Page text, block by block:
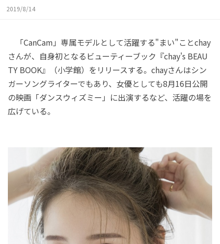
2019/8/14
「CanCam」専属モデルとして活躍する"まい"ことchay
さんが、自身初となるビューティーブック『chay's BEAU
TY BOOK』（小学館）をリリースする。chayさんはシン
ガーソングライターでもあり、女優としても8月16日公開
の映画「ダンスウィズミー」に出演するなど、活躍の場を
広げている。